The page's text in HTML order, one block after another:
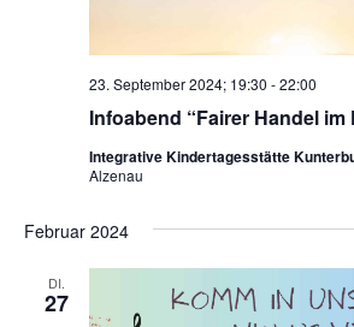
Infoabend “Fairer Handel
23. September 2024; 19:30 -22:00
Integrative Kindertagesstätte
Alzenau
Februar 2024
DI.
27